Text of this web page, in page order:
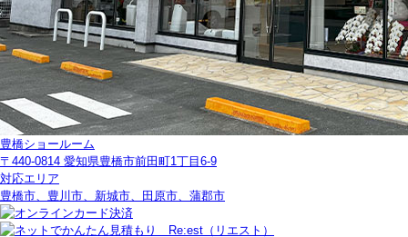
豊橋ショールーム
〒440-0814 愛知県豊橋市前田町1丁目6-9
対応エリア
豊橋市、豊川市、新城市、田原市、蒲郡市